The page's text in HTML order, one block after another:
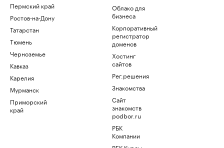
Пермский край
Ростов-на-Дону
Татарстан
Тюмень
Черноземье
Кавказ
Карелия
Мурманск
Приморский
край
Облако для
бизнеса
Корпоративный
регистратор
доменов
Хостинг
сайтов
Рег.решения
Знакомства
Сайт
знакомств
podbor.ru
РБК
Компании